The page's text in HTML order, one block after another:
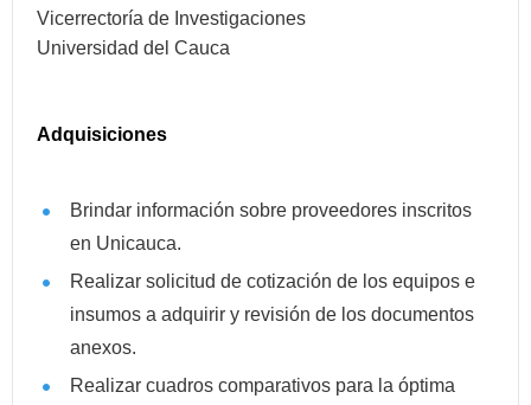
Vicerrectoría de Investigaciones
Universidad del Cauca
Adquisiciones
Brindar información sobre proveedores inscritos
en Unicauca.
Realizar solicitud de cotización de los equipos e
insumos a adquirir y revisión de los documentos
anexos.
Realizar cuadros comparativos para la óptima